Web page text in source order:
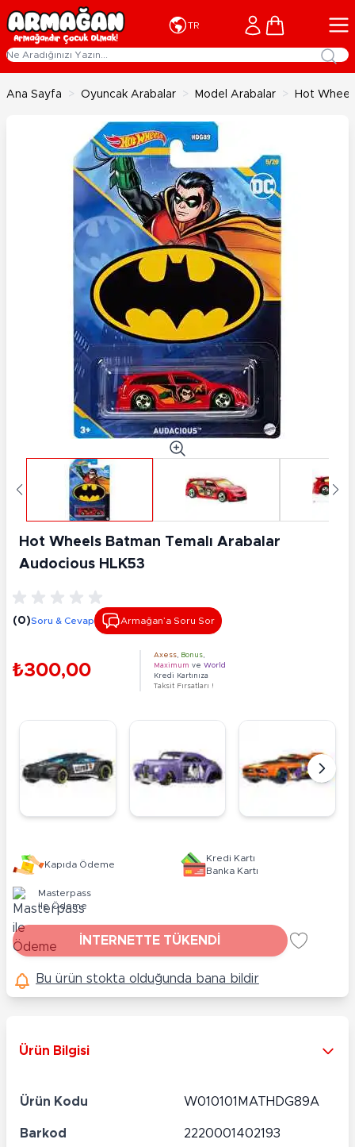
İçeriğe geç
TR Cart
Ana Sayfa > Oyuncak Arabalar > Model Arabalar > Hot
Hot Wheels Batman Temalı Arabalar
Audocious HLK53
(0)Soru & Cevap Armağan’a Soru Sor
₺300,00
Axess Bonus
Maximum ve World
Kredi Kartınıza
Taksit Fırsatları !
Kapıda Ödeme
Kredi Kartı
Banka Kartı
Masterpass
ile Ödeme
İNTERNETTE TÜKENDİ
Bu ürün stokta olduğunda bana bildir
Ürün Bilgisi
Ürün Kodu W010101MATHDG89A
Barkod 2220001402193